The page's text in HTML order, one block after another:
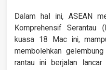
Dalam hal ini, ASEAN
Komprehensif Serantau
kuasa 18 Mac ini,
membolehkan
rantau ini berjalan